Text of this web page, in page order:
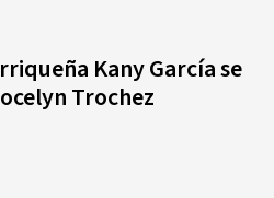
Kany García se
Trochez